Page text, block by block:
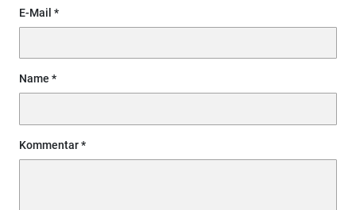
E-Mail
Name
Kommentar